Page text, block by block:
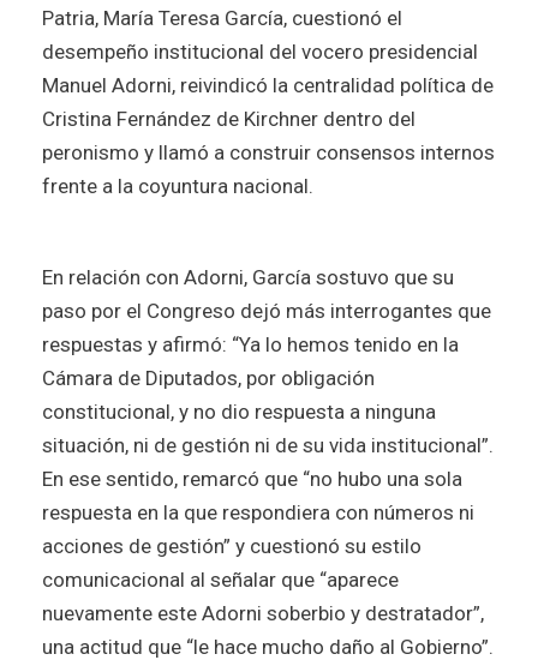
Patria, María Teresa García, cuestionó el
desempeño institucional del vocero presidencial
Manuel Adorni, reivindicó la centralidad política de
Cristina Fernández de Kirchner dentro del
peronismo y llamó a construir consensos internos
frente a la coyuntura nacional.
En relación con Adorni, García sostuvo que su
paso por el Congreso dejó más interrogantes que
respuestas y afirmó: “Ya lo hemos tenido en la
Cámara de Diputados, por obligación
constitucional, y no dio respuesta a ninguna
situación, ni de gestión ni de su vida institucional”.
En ese sentido, remarcó que “no hubo una sola
respuesta en la que respondiera con números ni
acciones de gestión” y cuestionó su estilo
comunicacional al señalar que “aparece
nuevamente este Adorni soberbio y destratador”,
una actitud que “le hace mucho daño al Gobierno”.